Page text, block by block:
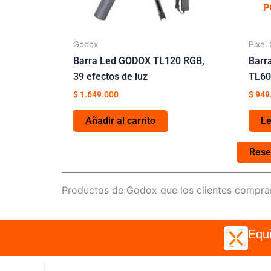
Godox
Barra Led GODOX TL120 RGB,
39 efectos de luz
$ 1.649.000
Añadir al carrito
Pixel
$
Productos de Godox que los clientes